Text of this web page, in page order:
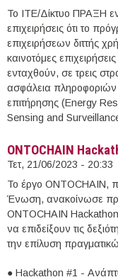
Το ΙΤΕ/Δίκτυο ΠΡΑΞΗ
επιχειρήσεις ότι το
επιχειρήσεων διττής
καινοτόμες
ενταχθούν, σε τρεις
ασφάλεια πληροφοριών
επιτήρησης (Energy
Sensing and
ONTOCHAIN
Τετ, 21/06/2023 - 20:33
Το έργο ONTOCHAIN,
Ένωση, ανακοίνωσε
ONTOCHAIN
να επιδείξουν τις
την επίλυση
● Hackathon #1 -